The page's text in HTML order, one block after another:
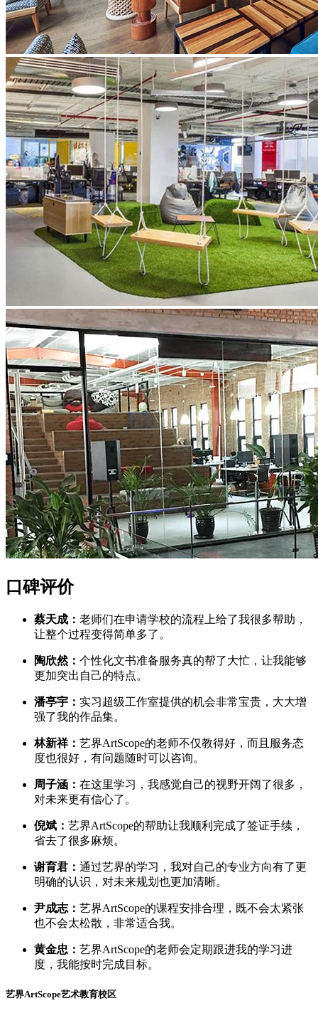
口碑评价
蔡天成： 老师们在申请学校的流程上给了我很多帮助，
让整个过程变得简单多了。
陶欣然： 个性化文书准备服务真的帮了大忙，让我能够
更加突出自己的特点。
潘亭宇： 实习超级工作室提供的机会非常宝贵，大大增
强了我的作品集。
林新祥： 艺界ArtScope的老师不仅教得好，而且服务态
度也很好，有问题随时可以咨询。
周子涵： 在这里学习，我感觉自己的视野开阔了很多，
对未来更有信心了。
倪斌： 艺界ArtScope的帮助让我顺利完成了签证手续，
省去了很多麻烦。
谢育君： 通过艺界的学习，我对自己的专业方向有了更
明确的认识，对未来规划也更加清晰。
尹成志： 艺界ArtScope的课程安排合理，既不会太紧张
也不会太松散，非常适合我。
黄金忠： 艺界ArtScope的老师会定期跟进我的学习进
度，我能按时完成目标。
艺界ArtScope艺术教育校区